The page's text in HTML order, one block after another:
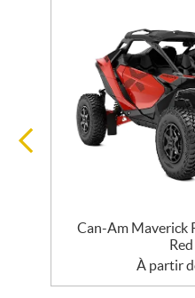
Can-Am Maverick
À partir